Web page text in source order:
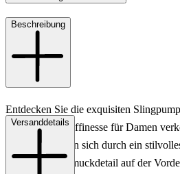
Beschreibung
Entdecken Sie die exquisiten
Eleganz und Raffinesse für Damen
Schuhe zeichnen sich durch ein
auffälligen Schmuckdetail auf der
Versanddetails